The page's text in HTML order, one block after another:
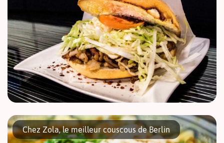
Bonne nouvelle pour les amateur de Döner Kebab ! Mustafa
Gemüse Kebab, considéré comme l’un des meilleurs artisans
Kebabiers de Berlin, a ré-ouvert ses portes. Un incendie
Chez Zola, le meilleur couscous de Berlin